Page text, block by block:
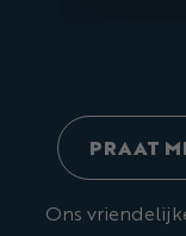
PRAAT
Ons